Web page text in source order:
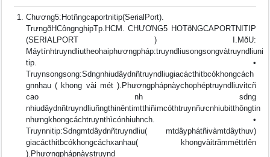
Chương5:Hotñngcaportnitip(SerialPort).
TrưngðHCôngnghipTp.HCM. CHƯƠNG5 HOTðNGCAPORTNITIP
(SERIALPORT ) I.MðU:
Máytínhtruyndliutheohaiphươngpháp:truyndliusongsongvàtruyndliuni
tip. •
Truynsongsong:Sdngnhiudâydnñtruyndliugiacácthitbcókhongcách
gnnhau ( khong vài mét ).Phươngphápnàychophéptruyndliuvitcñ
cao nh sdng
nhiudâydnñtruyndliuñngthinêntimtthiñimcóthtruynñưcnhiubitthôngtin
nhưngkhongcáchtruynthìcónhiuhnch. •
Truynnitip:Sdngmtdâydnñtruyndliu( mtdâyphátñivàmtdâythuv)
giacácthitbcókhongcáchxanhau( khongvàitrămméttrlên
).Phươngphápnàystruynd